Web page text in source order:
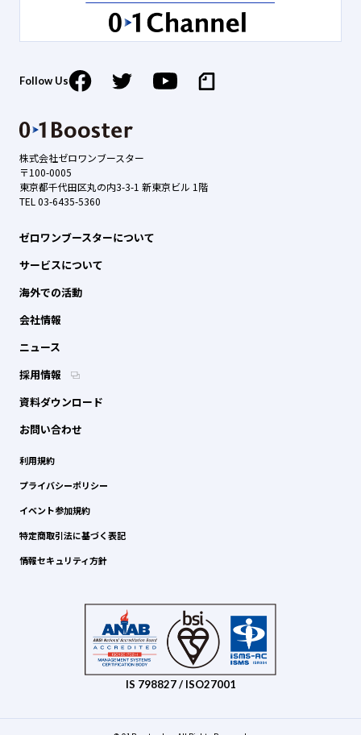
株式会社ゼロワンブースター
〒100-0005
東京都千代田区丸の内3-3-1 新東京ビル 1階
TEL 03-6435-5360
ゼロワンブースターについて
サービスについて
海外での活動
会社情報
ニュース
採用情報
資料ダウンロード
お問い合わせ
利用規約
プライバシーポリシー
イベント参加規約
特定商取引法に基づく表記
情報セキュリティ方針
Follow Us
IS 798827 / ISO27001